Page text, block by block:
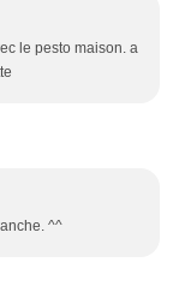
le pesto maison. a
^^